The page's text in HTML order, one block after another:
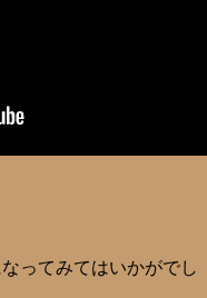
ってみてはいかがでし